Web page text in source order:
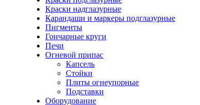
Краски надглазурные
Карандаши и маркеры подглазурные
Пигменты
Гончарные круги
Печи
Огневой припас
Капсель
Стойки
Плиты огнеупорные
Подставки
Оборудование